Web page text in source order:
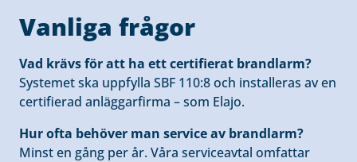
Vanliga frågor
Vad krävs för att ha ett certifierat brandlarm?
Systemet ska uppfylla SBF 110:8 och installeras av en
certifierad anläggarfirma – som Elajo.
Hur ofta behöver man service av brandlarm?
Minst en gång per år. Våra serviceavtal omfattar